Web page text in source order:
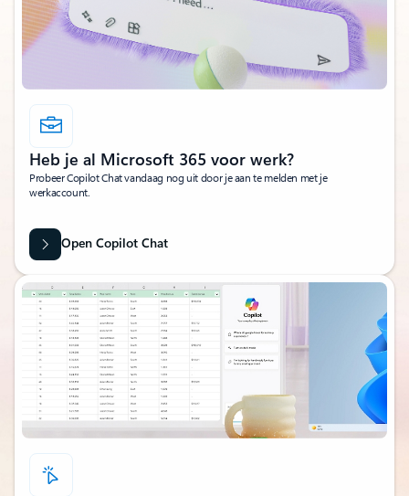
Heb je al Microsoft 365 voor werk?
Probeer Copilot Chat vandaag nog uit door je aan te melden met je
werkaccount.
Open Copilot Chat